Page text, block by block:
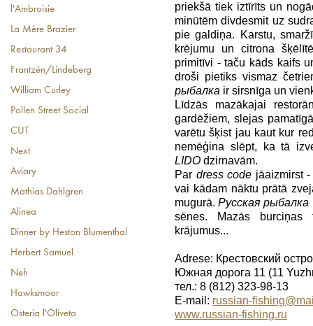
l'Ambroisie
La Mère Brazier
Restaurant 34
Frantzén/Lindeberg
William Curley
Pollen Street Social
CUT
Next
Aviary
Mathias Dahlgren
Alinea
Dinner by Heston Blumenthal
Herbert Samuel
Neh
Hawksmoor
Osteria l'Oliveta
priekšā tiek iztīrīts un
minūtēm divdesmit uz
pie galdiņa. Karstu,
krējumu un citrona
primitīvi - taču kāds kaifs
droši pietiks vismaz
рыбалка ir sirsnīga un
Līdzās mazākajai
gardēžiem, slejas
varētu šķist jau kaut kur
nemēģina slēpt, ka tā
LIDO dzirnavām.
Par dress code jāaizmirst
vai kādam nāktu prātā
mugurā.Русская рыбалка
sēnes. Mazās
krājumus...
Adrese: Крестовский
Южная дорога 11 (11
тел.: 8 (812) 323-98-13
E-mail: russian-
www.russian-fishing.ru